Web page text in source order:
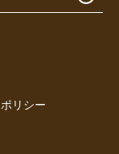
リシー